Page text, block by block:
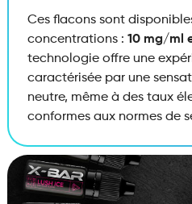
Ces flacons sont
concentrations : 10 mg/ml
technologie offre une
caractérisée par une
neutre, même à des taux
conformes aux normes de